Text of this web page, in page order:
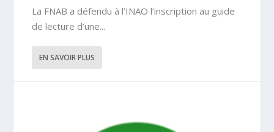
La FNAB a défendu à l’INAO l’inscription au guide
de lecture d’une...
EN SAVOIR PLUS